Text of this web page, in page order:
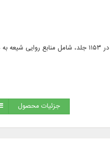
متن کامل ۴۳۱ عنوان کتاب در ۱۱۵۳ جلد،
جزئیات محصول